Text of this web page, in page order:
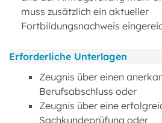
muss zusätzlich ein aktueller
Fortbildungsnachweis
Erforderliche Unterlagen
Zeugnis über einen
Berufsabschluss oder
Zeugnis über eine
Sachkundeprüfung oder